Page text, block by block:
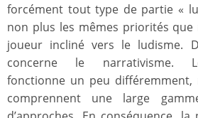
forcément tout type de partie «
non plus les mêmes priorités que
joueur incliné vers le ludisme.
concerne le narrativisme.
fonctionne un peu différemment,
comprennent une large